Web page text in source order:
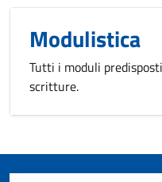
Modulistica
Tutti i moduli
scritture.